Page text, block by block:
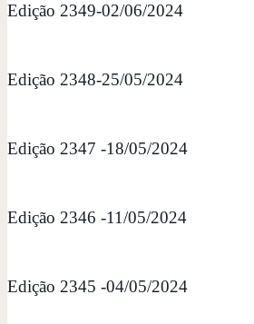
Edição 2349-02/06/2024
Edição 2348-25/05/2024
Edição 2347 -18/05/2024
Edição 2346 -11/05/2024
Edição 2345 -04/05/2024